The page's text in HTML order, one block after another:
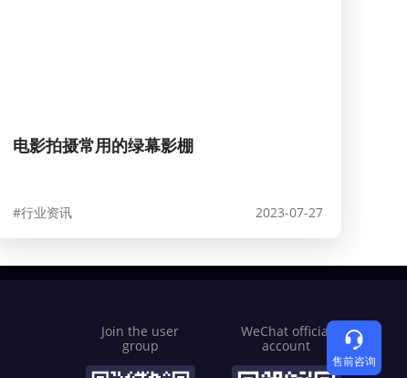
电影拍摄常用的绿幕影棚
#行业资讯 2023-07-27
Join the user
group
WeChat official
account
售前咨询